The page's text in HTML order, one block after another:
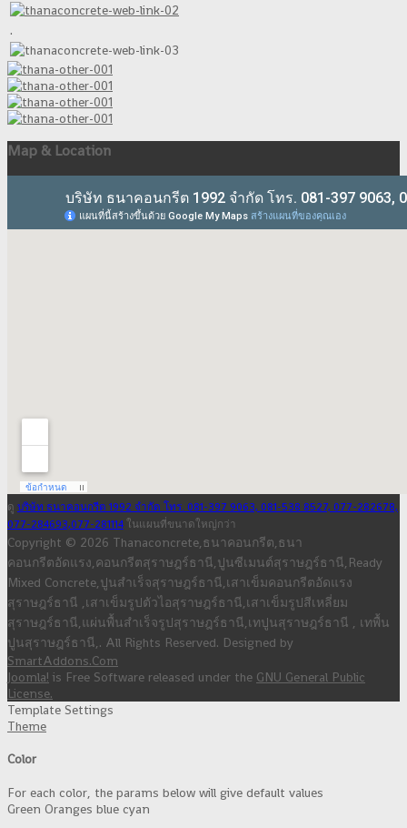
.
Map & Location
ดู บริษัท ธนาคอนกรีต 1992 จำกัด โทร. 081-397 9063, 081-538 8527, 077-282678,
077-284693,077-281114 ในแผนที่ขนาดใหญ่กว่า
Copyright © 2026 Thanaconcrete,ธนาคอนกรีต,ธนา
คอนกรีตอัดแรง,คอนกรีตสุราษฎร์ธานี,ปูนซีเมนต์สุราษฎร์ธานี,Ready
Mixed Concrete,ปูนสำเร็จสุราษฎร์ธานี,เสาเข็มคอนกรีตอัดแรง
สุราษฎร์ธานี ,เสาเข็มรูปตัวไอสุราษฎร์ธานี,เสาเข็มรูปสีเหลี่ยม
สุราษฎร์ธานี,แผ่นพื้นสำเร็จรูปสุราษฎร์ธานี,เทปูนสุราษฎร์ธานี , เทพื้น
ปูนสุราษฎร์ธานี,. All Rights Reserved. Designed by
SmartAddons.Com
Joomla! is Free Software released under the GNU General Public
License.
Template Settings
Theme
Color
For each color, the params below will give default values
Green Oranges blue cyan